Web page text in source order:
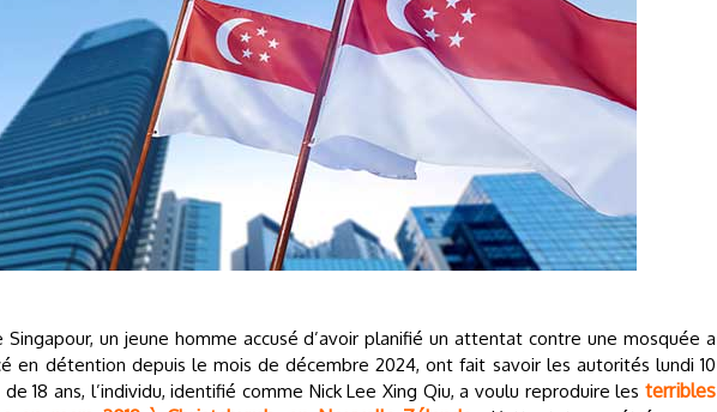
un jeune homme accusé d’avoir planifié un attentat contre une mosquée a
en détention depuis le mois de décembre 2024, ont fait savoir les autorités lundi 10
18 ans, l’individu, identifié comme Nick Lee Xing Qiu, a voulu reproduire les terribles